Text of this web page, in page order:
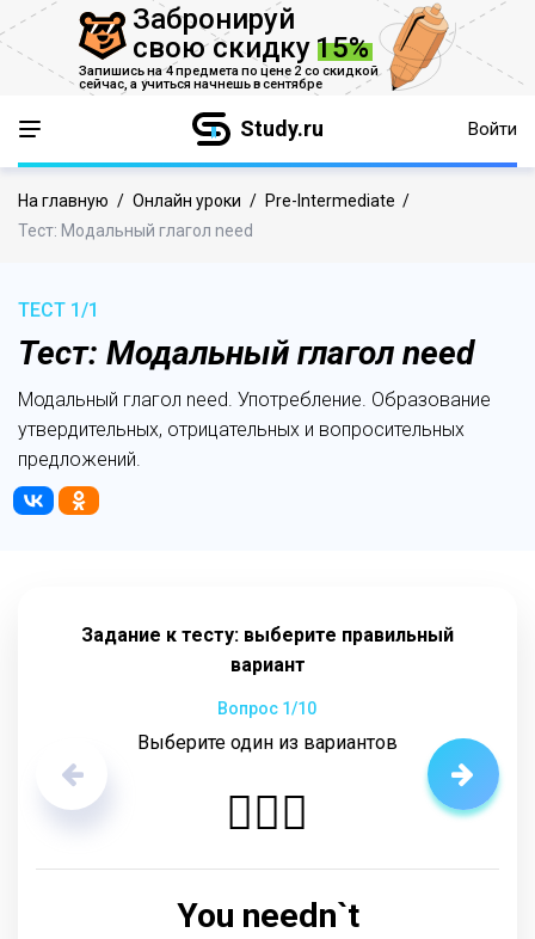
Забронируй
свою скидку 15%
Запишись на 4 предмета по цене 2 со скидкой
сейчас, а учиться начнешь в сентябре
Study.ru Войти
На главную / Онлайн уроки / Pre-Intermediate /
Тест: Модальный глагол need
ТЕСТ 1/1
Тест: Модальный глагол need
Модальный глагол need. Употребление. Образование
утвердительных, отрицательных и вопросительных
предложений.
Задание к тесту: выберите правильный
вариант
Вопрос 1/10
Выберите один из вариантов
🤷🏼‍♂️
You needn`t